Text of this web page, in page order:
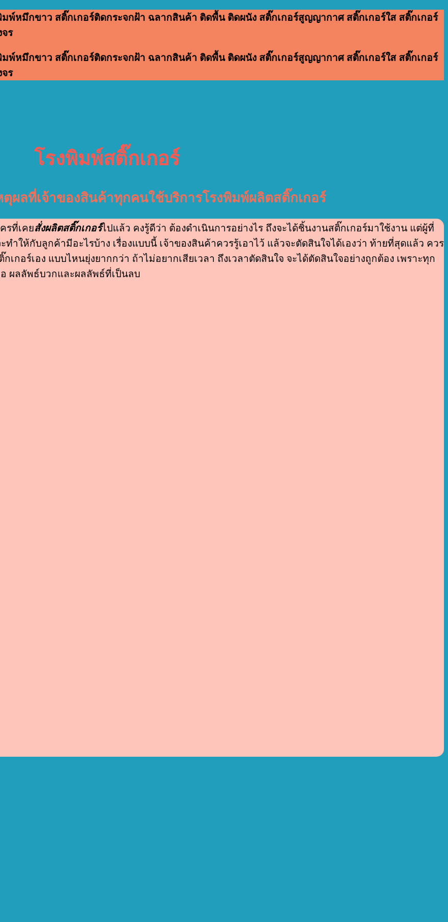
พ์หมึกขาว สติ๊กเกอร์ติดกระจกฝ้า ฉลากสินค้า ติดพื้น ติดผนัง สติ๊กเกอร์สูญญากาศ สติ๊กเกอร์ใส สติ๊กเกอร์
ร
พ์หมึกขาว สติ๊กเกอร์ติดกระจกฝ้า ฉลากสินค้า ติดพื้น ติดผนัง สติ๊กเกอร์สูญญากาศ สติ๊กเกอร์ใส สติ๊กเกอร์
ร
โรงพิมพ์สติ๊กเกอร์
ตุผลที่เจ้าของสินค้าทุกคนใช้บริการโรงพิมพ์ผลิตสติ๊กเกอร์
รที่เคยสั่งผลิตสติ๊กเกอร์ไปแล้ว คงรู้ดีว่า ต้องดำเนินการอย่างไร ถึงจะได้ชิ้นงานสติ๊กเกอร์มาใช้งาน แต่ผู้ที่
ทำให้กับลูกค้ามีอะไรบ้าง เรื่องแบบนี้ เจ้าของสินค้าควรรู้เอาไว้ แล้วจะตัดสินใจได้เองว่า ท้ายที่สุดแล้ว ควร
เกอร์เอง แบบไหนยุ่งยากกว่า ถ้าไม่อยากเสียเวลา ถึงเวลาตัดสินใจ จะได้ตัดสินใจอย่างถูกต้อง เพราะทุก
ผลลัพธ์บวกและผลลัพธ์ที่เป็นลบ